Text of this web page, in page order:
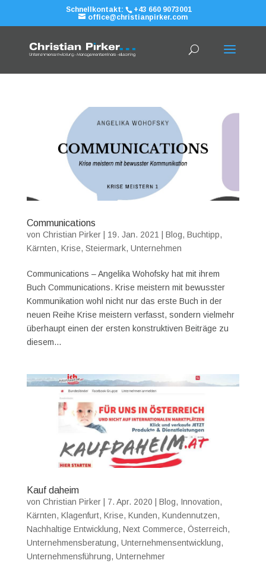
Schnellkontakt:
+43 660 9073001
office@christianpirker.com
Communications
von Christian Pirker| 19. Jan. 2021 Blog, Buchtipp,
Kärnten, Krise, Steiermark, Unternehmen
Communications – Angelika Wohofsky hat mit ihrem
Buch Communications. Krise meistern mit bewusster
Kommunikation wohl nicht nur das erste Buch in der
neuen Reihe Krise meistern verfasst, sondern vielmehr
überhaupt einen der ersten konstruktiven Beiträge zu
diesem...
Kauf daheim
von Christian Pirker| 7. Apr. 2020 | Blog, Innovation,
Kärnten, Klagenfurt, Krise, Kunden, Kundennutzen,
Nachhaltige Entwicklung, Next Commerce, Österreich,
Unternehmensberatung, Unternehmensentwicklung,
Unternehmensführung, Unternehmer